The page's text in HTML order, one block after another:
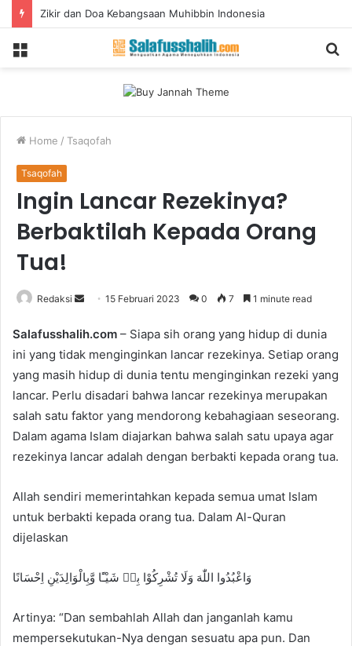
Zikir dan Doa Kebangsaan Muhibbin Indonesia
Home / Tsaqofah
Tsaqofah
Ingin Lancar Rezekinya?
Berbaktilah Kepada Orang
Tua!
Redaksi
n
d
a
n
e
m
15 Februari 2023 0 7 1 minute read
Salafusshalih.com – Siapa sih orang yang hidup di dunia
ini yang tidak menginginkan lancar rezekinya. Setiap orang
yang masih hidup di dunia tentu menginginkan rezeki yang
lancar. Perlu disadari bahwa lancar rezekinya merupakan
salah satu faktor yang mendorong kebahagiaan seseorang.
Dalam agama Islam diajarkan bahwa salah satu upaya agar
rezekinya lancar adalah dengan berbakti kepada orang tua.
Allah sendiri memerintahkan kepada semua umat Islam
untuk berbakti kepada orang tua. Dalam Al-Quran
dijelaskan
وَاعْبُدُوا اللّٰهَ وَلَا تُشْرِكُوْا بِهٖ شَيْـًٔا وَّبِالْوَالِدَيْنِ اِحْسَانًا
Artinya: “Dan sembahlah Allah dan janganlah kamu
mempersekutukan-Nya dengan sesuatu apa pun. Dan